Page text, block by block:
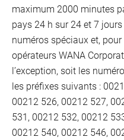
maximum 2000 minutes
pays 24 h sur 24 et 7
numéros spéciaux et,
opérateurs WANA
l’exception, soit les
les préfixes suivants :
00212 526, 00212 527,
531, 00212 532, 00212
00212 540, 00212 546,